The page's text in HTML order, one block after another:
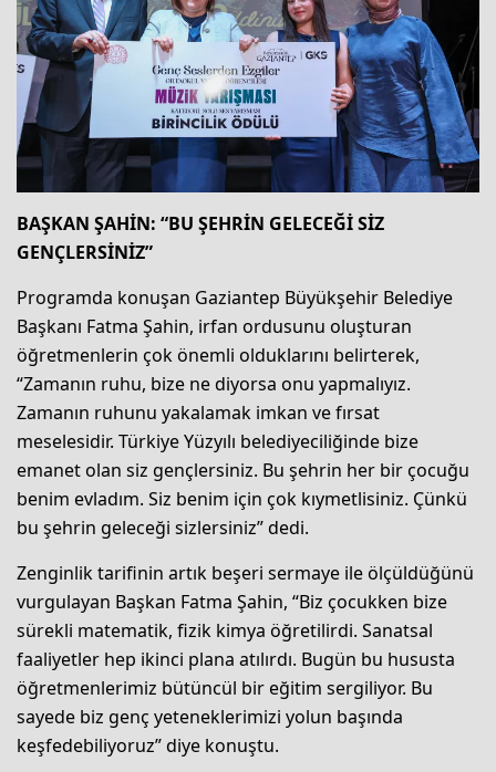
BAŞKAN ŞAHİN: “BU ŞEHRİN GELECEĞİ SİZ
GENÇLERSİNİZ”
Programda konuşan Gaziantep Büyükşehir Belediye
Başkanı Fatma Şahin, irfan ordusunu oluşturan
öğretmenlerin çok önemli olduklarını belirterek,
“Zamanın ruhu, bize ne diyorsa onu yapmalıyız.
Zamanın ruhunu yakalamak imkan ve fırsat
meselesidir. Türkiye Yüzyılı belediyeciliğinde bize
emanet olan siz gençlersiniz. Bu şehrin her bir çocuğu
benim evladım. Siz benim için çok kıymetlisiniz. Çünkü
bu şehrin geleceği sizlersiniz” dedi.
Zenginlik tarifinin artık beşeri sermaye ile ölçüldüğünü
vurgulayan Başkan Fatma Şahin, “Biz çocukken bize
sürekli matematik, fizik kimya öğretilirdi. Sanatsal
faaliyetler hep ikinci plana atılırdı. Bugün bu hususta
öğretmenlerimiz bütüncül bir eğitim sergiliyor. Bu
sayede biz genç yeteneklerimizi yolun başında
keşfedebiliyoruz” diye konuştu.